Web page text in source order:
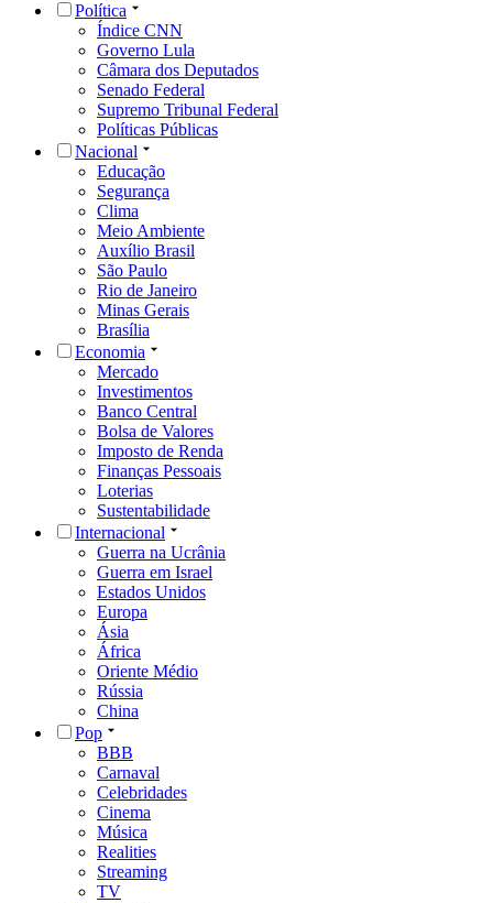
Política
Índice CNN
Governo Lula
Câmara dos Deputados
Senado Federal
Supremo Tribunal Federal
Políticas Públicas
Nacional
Educação
Segurança
Clima
Meio Ambiente
Auxílio Brasil
São Paulo
Rio de Janeiro
Minas Gerais
Brasília
Economia
Mercado
Investimentos
Banco Central
Bolsa de Valores
Imposto de Renda
Finanças Pessoais
Loterias
Sustentabilidade
Internacional
Guerra na Ucrânia
Guerra em Israel
Estados Unidos
Europa
Ásia
África
Oriente Médio
Rússia
China
Pop
BBB
Carnaval
Celebridades
Cinema
Música
Realities
Streaming
TV